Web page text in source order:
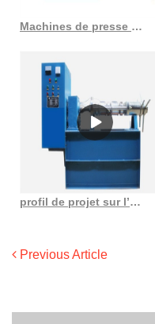
Machines de presse à huile de 11 tonnes par jour pour machine à huile de graines de lin
profil de projet sur l’huile de moutarde DC MSME au Congo Démocratie
Previous Article